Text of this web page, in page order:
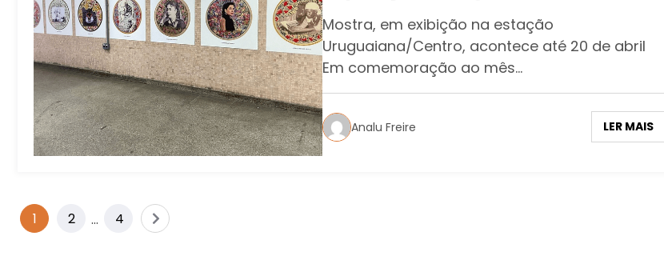
Pessoas’
Mostra, em exibição na estação
Uruguaiana/Centro, acontece até 20 de abril
Em comemoração ao mês…
Analu Freire LER MAIS
1 2 … 4